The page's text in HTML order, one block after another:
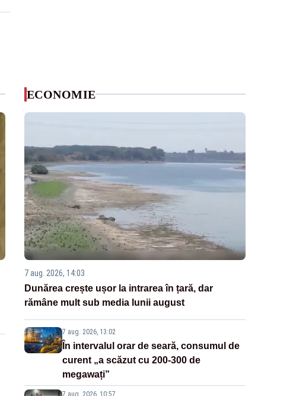
ECONOMIE
7 aug. 2026, 14:03
Dunărea crește ușor la intrarea în țară, dar
rămâne mult sub media lunii august
7 aug. 2026, 13:02
În intervalul orar de seară, consumul de
curent „a scăzut cu 200-300 de
megawați”
7 aug. 2026, 10:57